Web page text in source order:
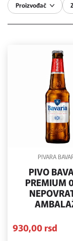
Proizvođač
PIVARA
PIVO
PREMIUM
930,00rsd